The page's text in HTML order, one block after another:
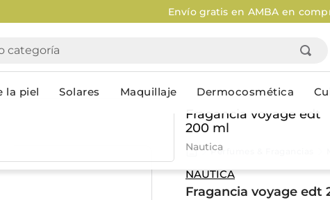
Envío gratis en AMBA en compras mayores a $120.000
Personal
Cuidado de la piel Higiene
la piel Solares Maquillaje Dermocosmética
Fragancia voyage edt
200 ml
NauticaPerfumes & Fragancias
NAUTICA
Fragancia voyage edt